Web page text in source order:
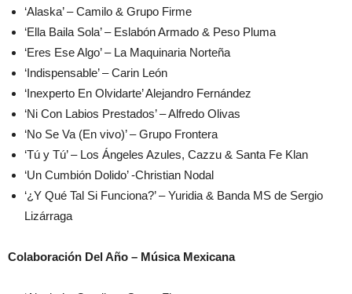
‘Alaska’ – Camilo & Grupo Firme
‘Ella Baila Sola’ – Eslabón Armado & Peso Pluma
‘Eres Ese Algo’ – La Maquinaria Norteña
‘Indispensable’ – Carin León
‘Inexperto En Olvidarte’ Alejandro Fernández
‘Ni Con Labios Prestados’ – Alfredo Olivas
‘No Se Va (En vivo)’ – Grupo Frontera
‘Tú y Tú’ – Los Ángeles Azules, Cazzu & Santa Fe Klan
‘Un Cumbión Dolido’ -Christian Nodal
‘¿Y Qué Tal Si Funciona?’ – Yuridia & Banda MS de Sergio
Lizárraga
Colaboración Del Año – Música Mexicana